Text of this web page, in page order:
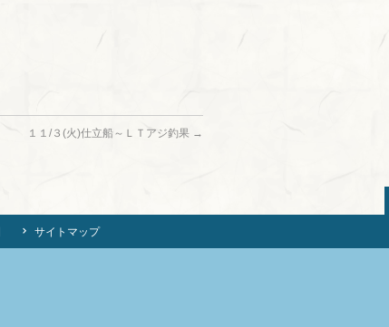
１１/３(火)仕立船～ＬＴアジ釣果 →
サイトマップ